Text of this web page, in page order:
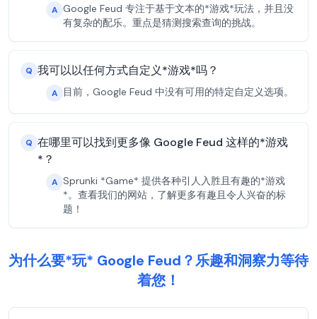
A Google Feud 专注于基于文本的*游戏*玩法，并且没
有复杂的配乐。重点是猜测搜索查询的挑战。
Q 我可以以任何方式自定义*游戏*吗？
A 目前，Google Feud 中没有可用的特定自定义选项。
Q 在哪里可以找到更多像 Google Feud 这样的*游戏
*？
A Sprunki *Game* 提供各种引人入胜且有趣的*游戏
*。查看我们的网站，了解更多有趣且令人兴奋的标
题！
为什么要*玩* Google Feud？乐趣和洞察力等待
着您！